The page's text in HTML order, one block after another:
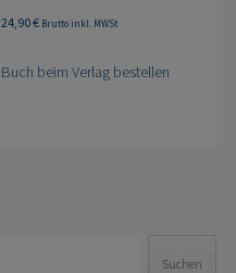
24,90€ Brutto inkl. MWSt
Buch beim Verlag bestellen
Suchen